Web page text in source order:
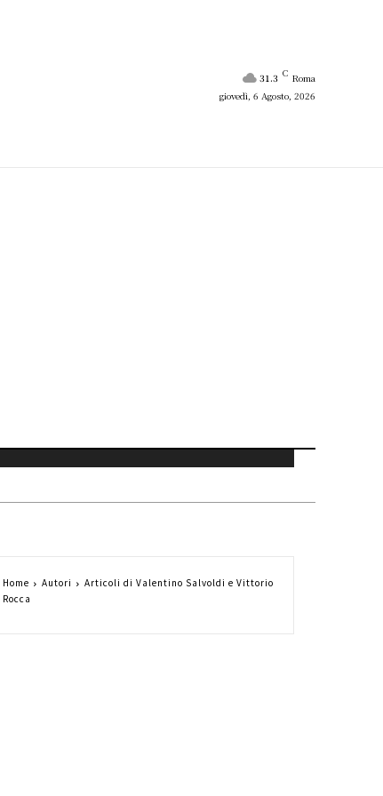
31.3 C Roma
giovedì, 6 Agosto, 2026
Home Autori
Articoli di Valentino Salvoldi e Vittorio
Rocca